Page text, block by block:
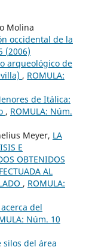
Molina
occidental de la
(2006)
arqueológico de
, ROMULA:
de Itálica:
, ROMULA: Núm.
Meyer, LA
E
OBTENIDOS
AL
, ROMULA:
del
Núm. 10
silos del área